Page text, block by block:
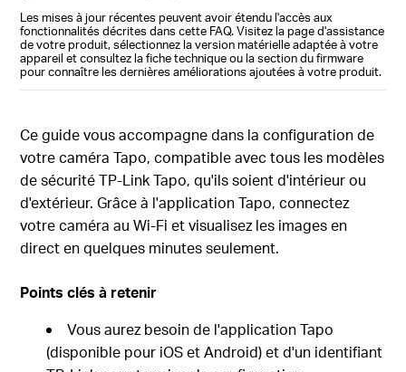
Les mises à jour récentes peuvent avoir étendu l'accès aux
fonctionnalités décrites dans cette FAQ. Visitez la page d'assistance
de votre produit, sélectionnez la version matérielle adaptée à votre
appareil et consultez la fiche technique ou la section du firmware
pour connaître les dernières améliorations ajoutées à votre produit.
Ce guide vous accompagne dans la configuration de
votre caméra Tapo, compatible avec tous les modèles
de sécurité TP-Link Tapo, qu'ils soient d'intérieur ou
d'extérieur. Grâce à l'application Tapo, connectez
votre caméra au Wi-Fi et visualisez les images en
direct en quelques minutes seulement.
Points clés à retenir
Vous aurez besoin de l'application Tapo
(disponible pour iOS et Android) et d'un identifiant